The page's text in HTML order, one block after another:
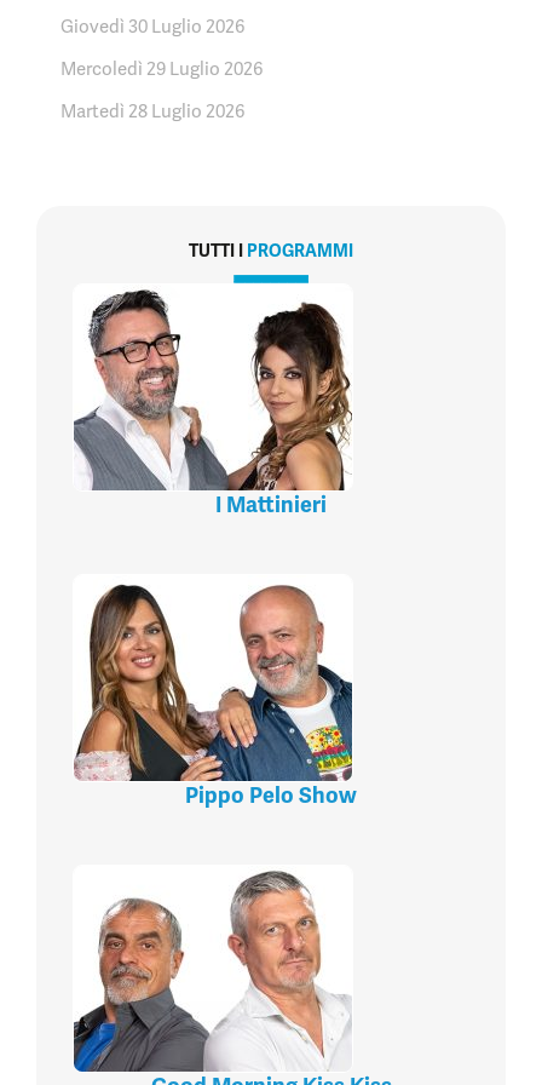
Giovedì 30 Luglio 2026
Mercoledì 29 Luglio 2026
Martedì 28 Luglio 2026
TUTTI I PROGRAMMI
I Mattinieri
Pippo Pelo Show